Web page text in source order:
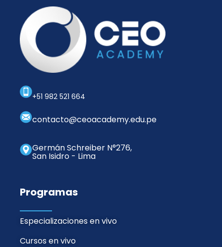
+51 982 521 664
contacto@ceoacademy.edu.pe
Germán Schreiber N°276,
San Isidro - Lima
Programas
Especializaciones en vivo
Cursos en vivo